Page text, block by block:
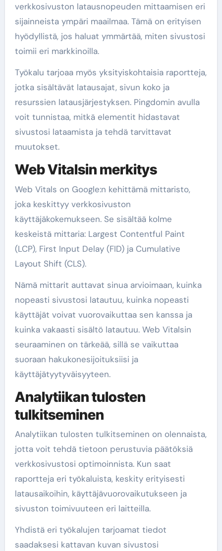
verkkosivuston latausnopeuden mittaamisen eri
sijainneista ympäri maailmaa. Tämä on erityisen
hyödyllistä, jos haluat ymmärtää, miten sivustosi
toimii eri markkinoilla.
Työkalu tarjoaa myös yksityiskohtaisia raportteja,
jotka sisältävät latausajat, sivun koko ja
resurssien latausjärjestyksen. Pingdomin avulla
voit tunnistaa, mitkä elementit hidastavat
sivustosi lataamista ja tehdä tarvittavat
muutokset.
Web Vitalsin merkitys
Web Vitals on Google:n kehittämä mittaristo,
joka keskittyy verkkosivuston
käyttäjäkokemukseen. Se sisältää kolme
keskeistä mittaria: Largest Contentful Paint
(LCP), First Input Delay (FID) ja Cumulative
Layout Shift (CLS).
Nämä mittarit auttavat sinua arvioimaan, kuinka
nopeasti sivustosi latautuu, kuinka nopeasti
käyttäjät voivat vuorovaikuttaa sen kanssa ja
kuinka vakaasti sisältö latautuu. Web Vitalsin
seuraaminen on tärkeää, sillä se vaikuttaa
suoraan hakukonesijoituksiisi ja
käyttäjätyytyväisyyteen.
Analytiikan tulosten
tulkitseminen
Analytiikan tulosten tulkitseminen on olennaista,
jotta voit tehdä tietoon perustuvia päätöksiä
verkkosivustosi optimoinnista. Kun saat
raportteja eri työkaluista, keskity erityisesti
latausaikoihin, käyttäjävuorovaikutukseen ja
sivuston toimivuuteen eri laitteilla.
Yhdistä eri työkalujen tarjoamat tiedot
saadaksesi kattavan kuvan sivustosi